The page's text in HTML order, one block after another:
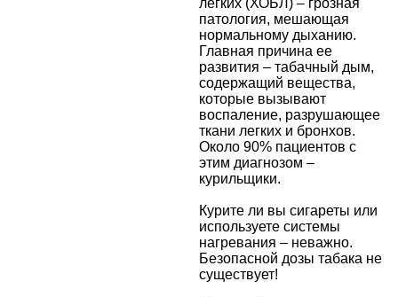
патология, мешающая
нормальному дыханию.
Главная причина ее
развития – табачный дым,
содержащий вещества,
которые вызывают
воспаление, разрушающее
ткани легких и бронхов.
Около 90% пациентов с
этим диагнозом –
курильщики.
Курите ли вы сигареты или
используете системы
нагревания – неважно.
Безопасной дозы табака не
существует!